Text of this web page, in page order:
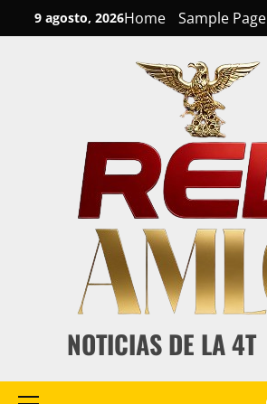
to
9 agosto, 2026Home Sample Page
NOTICIAS DE LA 4T